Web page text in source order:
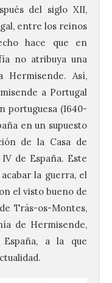
del siglo XII,
entre los reinos
hace que en
no atribuya una
Hermisende. Así,
a Portugal
portuguesa (1640-
en un supuesto
de la Casa de
de España. Este
la guerra, el
el visto bueno de
Trás-os-Montes,
de Hermisende,
a la que